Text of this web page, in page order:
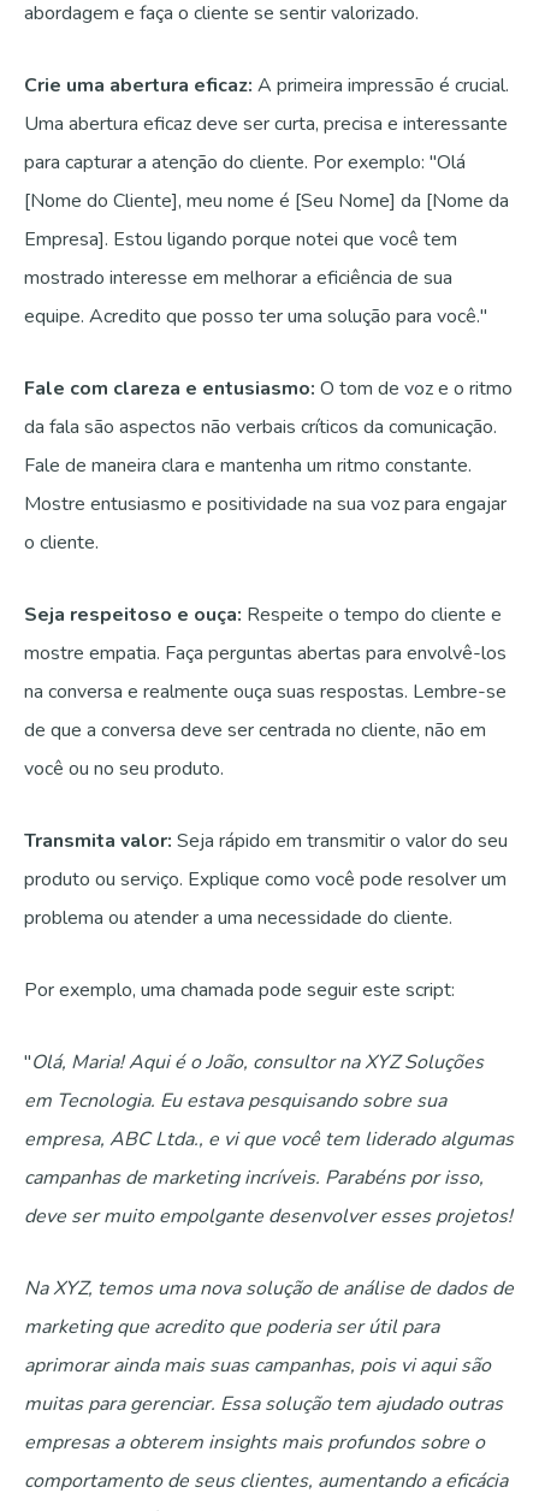
abordagem e faça o cliente se sentir valorizado.
Crie uma abertura eficaz: A primeira impressão é crucial.
Uma abertura eficaz deve ser curta, precisa e interessante
para capturar a atenção do cliente. Por exemplo: "Olá
[Nome do Cliente], meu nome é [Seu Nome] da [Nome da
Empresa]. Estou ligando porque notei que você tem
mostrado interesse em melhorar a eficiência de sua
equipe. Acredito que posso ter uma solução para você."
Fale com clareza e entusiasmo: O tom de voz e o ritmo
da fala são aspectos não verbais críticos da comunicação.
Fale de maneira clara e mantenha um ritmo constante.
Mostre entusiasmo e positividade na sua voz para engajar
o cliente.
Seja respeitoso e ouça: Respeite o tempo do cliente e
mostre empatia. Faça perguntas abertas para envolvê-los
na conversa e realmente ouça suas respostas. Lembre-se
de que a conversa deve ser centrada no cliente, não em
você ou no seu produto.
Transmita valor: Seja rápido em transmitir o valor do seu
produto ou serviço. Explique como você pode resolver um
problema ou atender a uma necessidade do cliente.
Por exemplo, uma chamada pode seguir este script:
"Olá, Maria! Aqui é o João, consultor na XYZ Soluções
em Tecnologia. Eu estava pesquisando sobre sua
empresa, ABC Ltda., e vi que você tem liderado algumas
campanhas de marketing incríveis. Parabéns por isso,
deve ser muito empolgante desenvolver esses projetos!
Na XYZ, temos uma nova solução de análise de dados de
marketing que acredito que poderia ser útil para
aprimorar ainda mais suas campanhas, pois vi aqui são
muitas para gerenciar. Essa solução tem ajudado outras
empresas a obterem insights mais profundos sobre o
comportamento de seus clientes, aumentando a eficácia